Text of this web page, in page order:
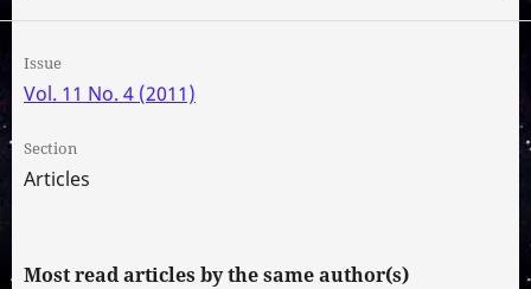
Issue
Vol. 11 No. 4 (2011)
Section
Articles
Most read articles by the same author(s)